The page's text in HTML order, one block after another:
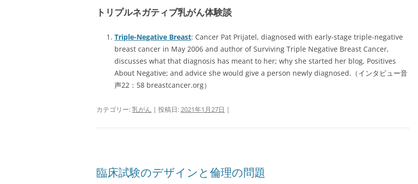
トリプルネガティブ乳がん体験談
Triple-Negative Breast: Cancer Pat Prijatel, diagnosed with early-stage triple-negative
breast cancer in May 2006 and author of Surviving Triple Negative Breast Cancer,
discusses what that diagnosis has meant to her; why she started her blog, Positives
About Negative; and advice she would give a person newly diagnosed.（インタビュー音
声22：58 breastcancer.org）
カテゴリー:乳がん | 投稿日:2021年1月27日 |
臨床試験のデザインと倫理の問題